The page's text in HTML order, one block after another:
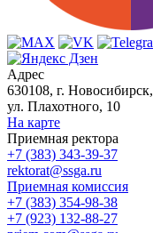
Адрес
630108, г. Новосибирск,
ул. Плахотного, 10
На карте
Приемная ректора
+7 (383) 343-39-37
rektorat@ssga.ru
Приемная комиссия
+7 (383) 354-98-38
+7 (923) 132-88-27